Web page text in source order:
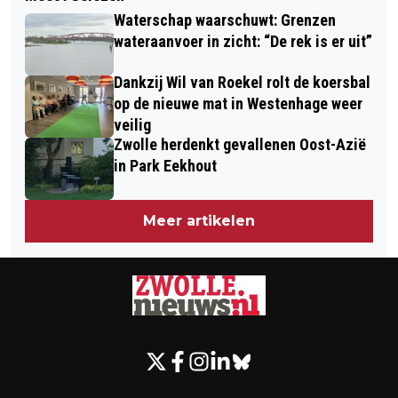
MET ZIJN SCHAPEN WEER TERUG IN
ZWOLLE
VOOR LAATSTE DUEL AL
NIEUWE SEIZOEN
Waterschap waarschuwt: Grenzen
wateraanvoer in zicht: “De rek is er uit”
Dankzij Wil van Roekel rolt de koersbal
op de nieuwe mat in Westenhage weer
veilig
Zwolle herdenkt gevallenen Oost-Azië
in Park Eekhout
Meer artikelen